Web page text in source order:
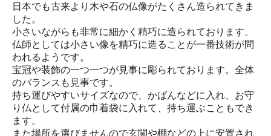
日本でも古来より木や石の仏像がたくさん造られてきま
した。
小さいながらも非常に細かく精巧に造られております。
仏師としては小さい像を精巧に造ることが一番技術が問
われるようです。
宝冠や装飾の一つ一つが見事に彫られております。全体
のバランスも見事です。
持ち運びやすいサイズなので、かばんなどに入れ、お守
り仏として付属の巾着袋に入れて、持ち運ぶこともでき
ます。
また場所を選びませんので玄関や棚などの上に安置され